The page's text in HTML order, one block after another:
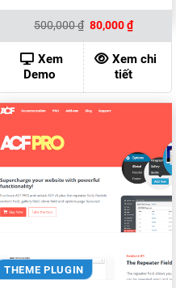
500,000₫ Giá
gốc
là:
500,000 ₫.
80,000₫Giá
hiện
tại
là:
80,000
Xem
Demo
Xem chi
tiết
THEME PLUGIN